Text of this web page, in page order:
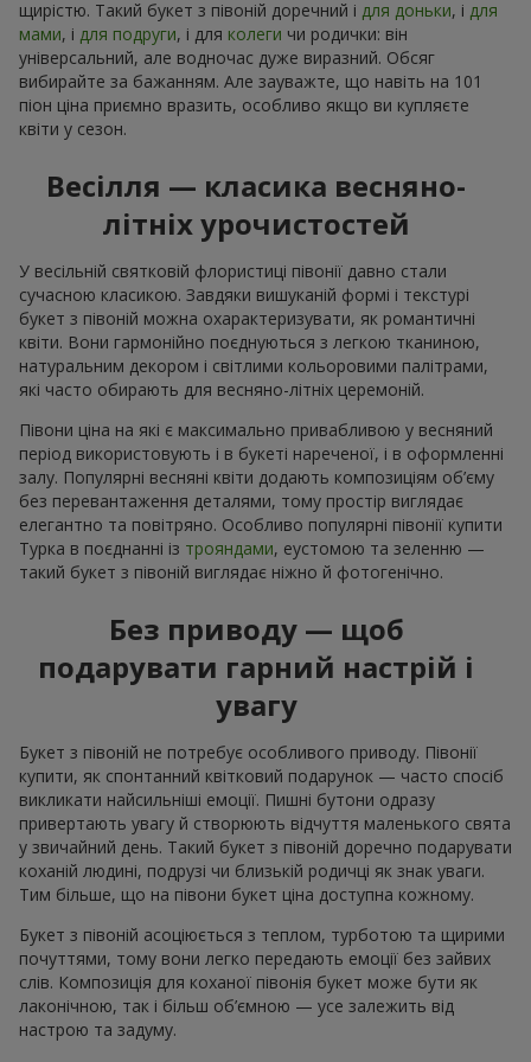
щирістю. Такий букет з півоній доречний і для доньки, і для
мами, і для подруги, і для колеги чи родички: він
універсальний, але водночас дуже виразний. Обсяг
вибирайте за бажанням. Але зауважте, що навіть на 101
піон ціна приємно вразить, особливо якщо ви купляєте
квіти у сезон.
Весілля — класика весняно-
літніх урочистостей
У весільній святковій флористиці півонії давно стали
сучасною класикою. Завдяки вишуканій формі і текстурі
букет з півоній можна охарактеризувати, як романтичні
квіти. Вони гармонійно поєднуються з легкою тканиною,
натуральним декором і світлими кольоровими палітрами,
які часто обирають для весняно-літніх церемоній.
Півони ціна на які є максимально привабливою у весняний
період використовують і в букеті нареченої, і в оформленні
залу. Популярні весняні квіти додають композиціям об’єму
без перевантаження деталями, тому простір виглядає
елегантно та повітряно. Особливо популярні півонії купити
Турка в поєднанні із трояндами, еустомою та зеленню —
такий букет з півоній виглядає ніжно й фотогенічно.
Без приводу — щоб
подарувати гарний настрій і
увагу
Букет з півоній не потребує особливого приводу. Півонії
купити, як спонтанний квітковий подарунок — часто спосіб
викликати найсильніші емоції. Пишні бутони одразу
привертають увагу й створюють відчуття маленького свята
у звичайний день. Такий букет з півоній доречно подарувати
коханій людині, подрузі чи близькій родичці як знак уваги.
Тим більше, що на півони букет ціна доступна кожному.
Букет з півоній асоціюється з теплом, турботою та щирими
почуттями, тому вони легко передають емоції без зайвих
слів. Композиція для коханої півонія букет може бути як
лаконічною, так і більш об’ємною — усе залежить від
настрою та задуму.